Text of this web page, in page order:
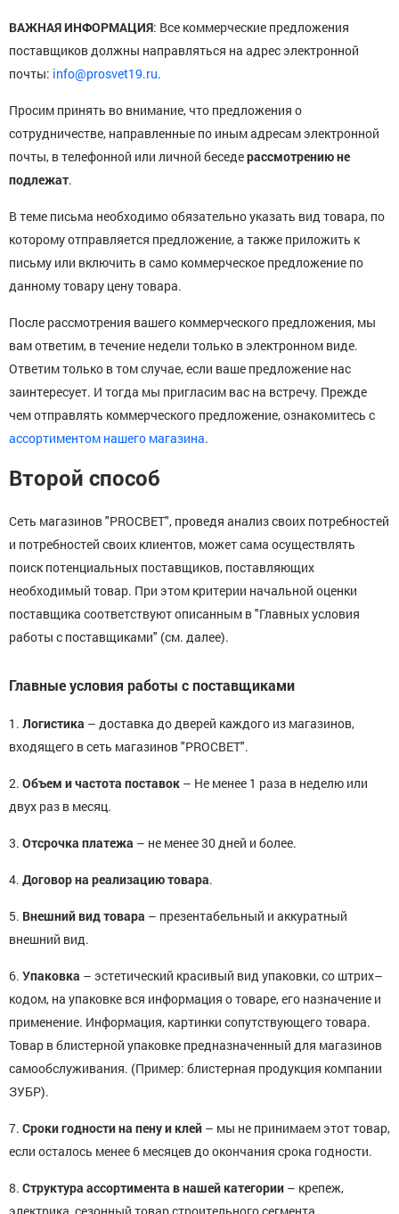
ВАЖНАЯ ИНФОРМАЦИЯ: Все коммерческие предложения
поставщиков должны направляться на адрес электронной
почты: info@prosvet19.ru.
Просим принять во внимание, что предложения о
сотрудничестве, направленные по иным адресам электронной
почты, в телефонной или личной беседерассмотрению не
подлежат.
В теме письма необходимо обязательно указать вид товара, по
которому отправляется предложение, а также приложить к
письму или включить в само коммерческое предложение по
данному товару цену товара.
После рассмотрения вашего коммерческого предложения, мы
вам ответим, в течение недели только в электронном виде.
Ответим только в том случае, если ваше предложение нас
заинтересует. И тогда мы пригласим вас на встречу. Прежде
чем отправлять коммерческого предложение, ознакомитесь с
ассортиментом нашего магазина.
Второй способ
Сеть магазинов "PROСВЕТ", проведя анализ своих потребностей
и потребностей своих клиентов, может сама осуществлять
поиск потенциальных поставщиков, поставляющих
необходимый товар. При этом критерии начальной оценки
поставщика соответствуют описанным в "Главных условия
работы с поставщиками" (см. далее).
Главные условия работы с поставщиками
1. Логистика – доставка до дверей каждого из магазинов,
входящего в сеть магазинов "PROСВЕТ".
2. Объем и частота поставок – Не менее 1 раза в неделю или
двух раз в месяц.
3. Отсрочка платежа – не менее 30 дней и более.
4. Договор на реализацию товара.
5. Внешний вид товара – презентабельный и аккуратный
внешний вид.
6. Упаковка – эстетический красивый вид упаковки, со штрих–
кодом, на упаковке вся информация о товаре, его назначение и
применение. Информация, картинки сопутствующего товара.
Товар в блистерной упаковке предназначенный для магазинов
самообслуживания. (Пример: блистерная продукция компании
ЗУБР).
7. Сроки годности на пену и клей – мы не принимаем этот товар,
если осталось менее 6 месяцев до окончания срока годности.
8. Структура ассортимента в нашей категории – крепеж,